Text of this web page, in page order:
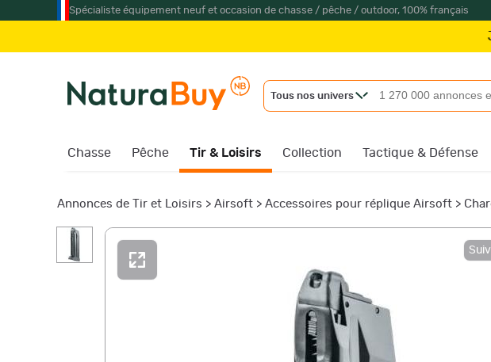
Spécialiste équipement neuf et occasion de chasse / pêche / outdoor, 100% français
Jumelles &
Tous nos univers
Chasse Pêche Tir & Loisirs Collection Tactique & Défense
Annonces de Tir et Loisirs > Airsoft > Accessoires pour réplique Airsoft >